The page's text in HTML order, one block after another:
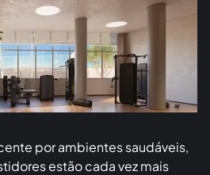
por ambientes saudáveis,
estão cada vez mais